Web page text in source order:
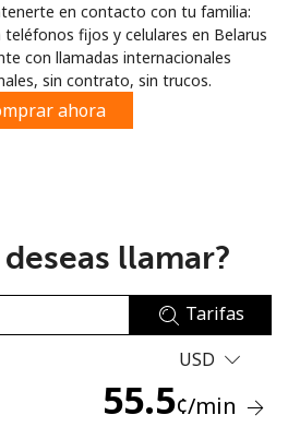
con
en contacto con tu familia:
fijos y celulares en Belarus
con llamadas internacionales
sin contrato, sin trucos.
ahora
llamar?
Tarifas
USD
55.5¢/min